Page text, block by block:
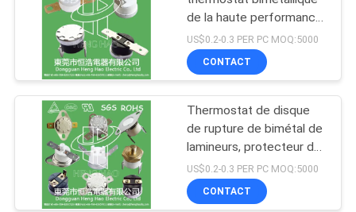
TOUS
PLANinterrupteur
thermique de ksd
29
de la haute performance
KSD301 disponibles
US$0.2-0.3 PER PC MOQ:5000
CONTACT
Thermostat de disque
de rupture de bimétal de
lamineurs, protecteur de
courant ascendant de la
réinitialisation
automatique KSD301
US$0.2-0.3 PER PC MOQ:5000
CONTACT